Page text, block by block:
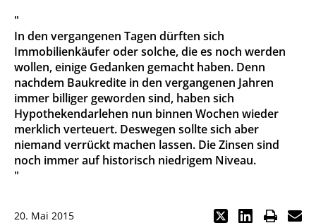
"
In den vergangenen Tagen dürften sich
Immobilienkäufer oder solche, die es noch werden
wollen, einige Gedanken gemacht haben. Denn
nachdem Baukredite in den vergangenen Jahren
immer billiger geworden sind, haben sich
Hypothekendarlehen nun binnen Wochen wieder
merklich verteuert. Deswegen sollte sich aber
niemand verrückt machen lassen. Die Zinsen sind
noch immer auf historisch niedrigem Niveau.
"
20. Mai 2015